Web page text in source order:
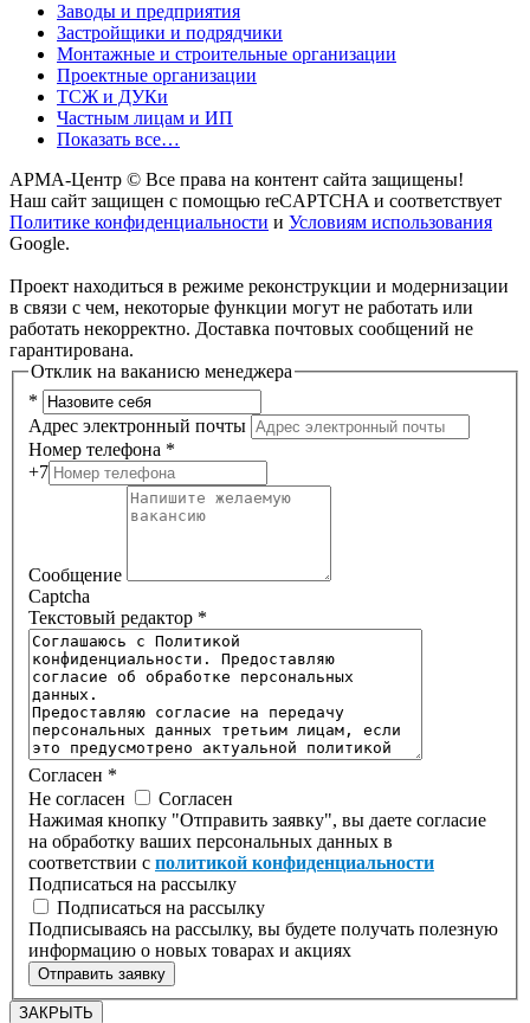
Заводы и предприятия
Застройщики и подрядчики
Монтажные и строительные организации
Проектные организации
ТСЖ и ДУКи
Частным лицам и ИП
Показать все…
АРМА-Центр ©️ Все права на контент сайта защищены!
Наш сайт защищен с помощью reCAPTCHA и соответствует
Политике конфиденциальности и Условиям использования
Google.
Проект находиться в режиме реконструкции и модернизации
в связи с чем, некоторые функции могут не работать или
работать некорректно. Доставка почтовых сообщений не
гарантирована.
Отклик на ваканисю менеджера
*
Адрес электронный почты
Номер телефона *
+7
Сообщение
Captcha
Текстовый редактор *
Согласен *
Не согласен
Согласен
Нажимая кнопку "Отправить заявку", вы даете согласие
на обработку ваших персональных данных в
соответствии с политикой конфиденциальности
Подписаться на рассылку
Подписаться на рассылку
Подписываясь на рассылку, вы будете получать полезную
информацию о новых товарах и акциях
Отправить заявку
ЗАКРЫТЬ